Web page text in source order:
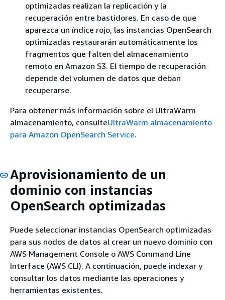
optimizadas realizan la replicación y la
recuperación entre bastidores. En caso de que
aparezca un índice rojo, las instancias OpenSearch
optimizadas restaurarán automáticamente los
fragmentos que falten del almacenamiento
remoto en Amazon S3. El tiempo de recuperación
depende del volumen de datos que deban
recuperarse.
Para obtener más información sobre el UltraWarm
almacenamiento, consulteUltraWarm almacenamiento
para Amazon OpenSearch Service.
Aprovisionamiento de un
dominio con instancias
OpenSearch optimizadas
Puede seleccionar instancias OpenSearch optimizadas
para sus nodos de datos al crear un nuevo dominio con
AWS Management Console o AWS Command Line
Interface (AWS CLI). A continuación, puede indexar y
consultar los datos mediante las operaciones y
herramientas existentes.